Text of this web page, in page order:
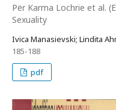
Për Karma Lochrie et al.
Sexuality
Ivica Manasievski; Lindita
185-188
pdf